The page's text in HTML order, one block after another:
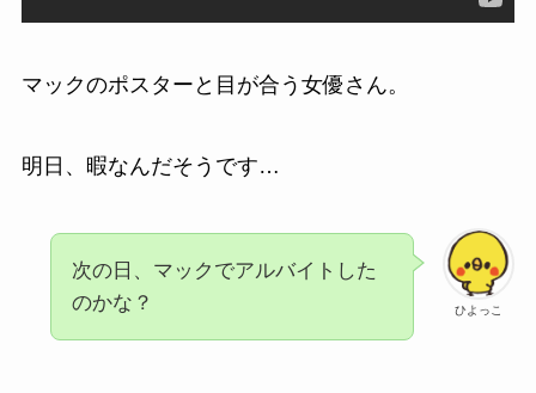
マックのポスターと目が合う女優さん。
明日、暇なんだそうです…
ひよっこ
次の日、マックでアルバイトした
のかな？